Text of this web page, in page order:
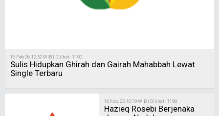
16 Feb 26, 12:32 WIB | Dilihat : 1100
Sulis Hidupkan Ghirah dan Gairah Mahabbah Lewat
Single Terbaru
16 Nov 25, 10:19 WIB | Dilihat : 1198
Hazieq Rosebi Berjenaka